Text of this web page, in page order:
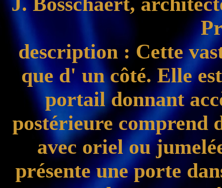
description : Cette
que d' un côté. Elle
portail donnant
postérieure comprend
avec oriel ou
présente une porte